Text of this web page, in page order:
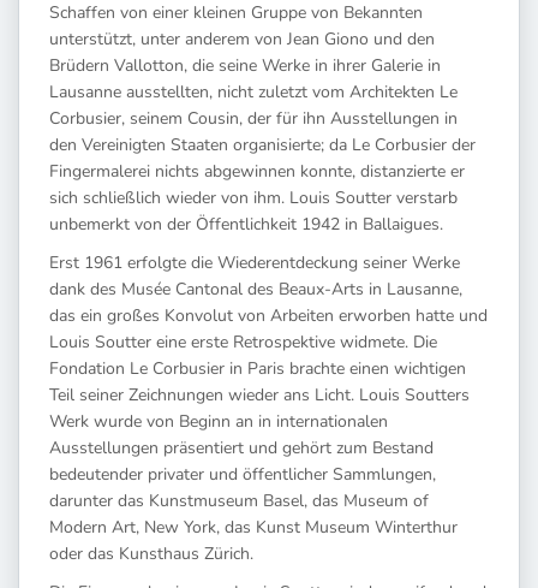
Schaffen von einer kleinen Gruppe von Bekannten
unterstützt, unter anderem von Jean Giono und den
Brüdern Vallotton, die seine Werke in ihrer Galerie in
Lausanne ausstellten, nicht zuletzt vom Architekten Le
Corbusier, seinem Cousin, der für ihn Ausstellungen in
den Vereinigten Staaten organisierte; da Le Corbusier der
Fingermalerei nichts abgewinnen konnte, distanzierte er
sich schließlich wieder von ihm. Louis Soutter verstarb
unbemerkt von der Öffentlichkeit 1942 in Ballaigues.
Erst 1961 erfolgte die Wiederentdeckung seiner Werke
dank des Musée Cantonal des Beaux-Arts in Lausanne,
das ein großes Konvolut von Arbeiten erworben hatte und
Louis Soutter eine erste Retrospektive widmete. Die
Fondation Le Corbusier in Paris brachte einen wichtigen
Teil seiner Zeichnungen wieder ans Licht. Louis Soutters
Werk wurde von Beginn an in internationalen
Ausstellungen präsentiert und gehört zum Bestand
bedeutender privater und öffentlicher Sammlungen,
darunter das Kunstmuseum Basel, das Museum of
Modern Art, New York, das Kunst Museum Winterthur
oder das Kunsthaus Zürich.